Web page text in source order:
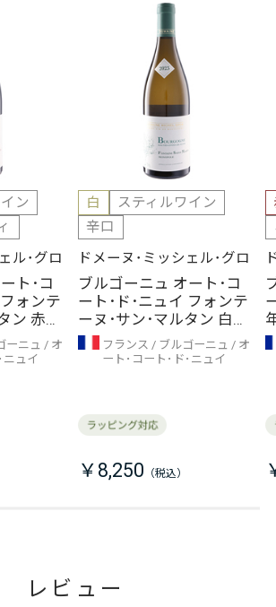
ン
ル･グロ
ト･コ
ォンテ
ン 赤
ーニュ
オ
ュイ
白
スティルワイン
辛口
ドメーヌ･ミッシェル･グロ
ブルゴーニュ オート･コ
ート･ド･ニュイ フォンテ
ーヌ･サン･マルタン 白
（2023年）
フランス ブルゴーニュ
オ
ート･コート･ド･ニュイ
￥8,250
レビュー